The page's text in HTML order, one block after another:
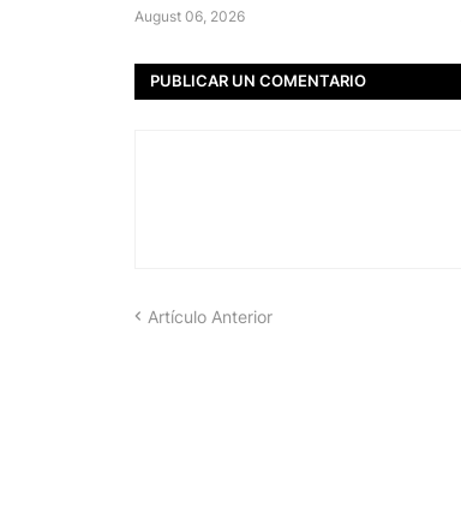
August 06, 2026
PUBLICAR UN COMENTARIO
Artículo Anterior